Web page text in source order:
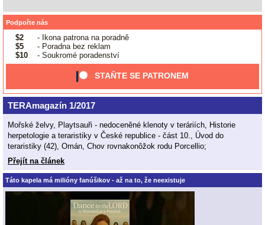
Podpořte nás
$2
- Ikona patrona na poradně
$5
- Poradna bez reklam
$10
- Soukromé poradenství
STAŇTE SE PATRONEM
TERAmagazín 1/2017
Mořské želvy, Playtsauři - nedoceněné klenoty v teráriích, Historie
herpetologie a teraristiky v České republice - část 10., Úvod do
teraristiky (42), Omán, Chov rovnakonôžok rodu Porcellio;
Přejít na článek
Táto kapela má milióny fanúšikov - až na to, že neexistuje